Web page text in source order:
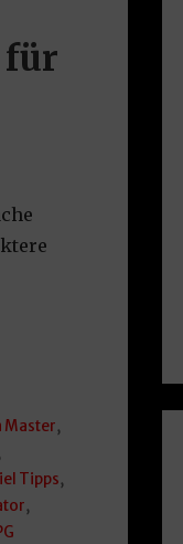
für
Master,
Tipps,
,